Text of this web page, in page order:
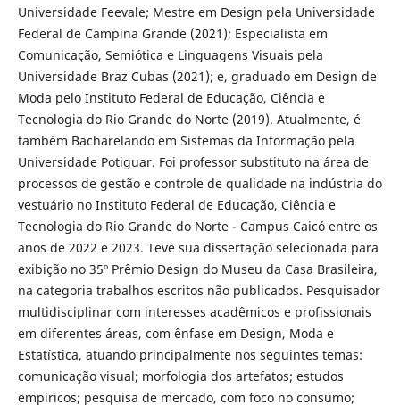
Universidade Feevale; Mestre em Design pela Universidade
Federal de Campina Grande (2021); Especialista em
Comunicação, Semiótica e Linguagens Visuais pela
Universidade Braz Cubas (2021); e, graduado em Design de
Moda pelo Instituto Federal de Educação, Ciência e
Tecnologia do Rio Grande do Norte (2019). Atualmente, é
também Bacharelando em Sistemas da Informação pela
Universidade Potiguar. Foi professor substituto na área de
processos de gestão e controle de qualidade na indústria do
vestuário no Instituto Federal de Educação, Ciência e
Tecnologia do Rio Grande do Norte - Campus Caicó entre os
anos de 2022 e 2023. Teve sua dissertação selecionada para
exibição no 35º Prêmio Design do Museu da Casa Brasileira,
na categoria trabalhos escritos não publicados. Pesquisador
multidisciplinar com interesses acadêmicos e profissionais
em diferentes áreas, com ênfase em Design, Moda e
Estatística, atuando principalmente nos seguintes temas:
comunicação visual; morfologia dos artefatos; estudos
empíricos; pesquisa de mercado, com foco no consumo;